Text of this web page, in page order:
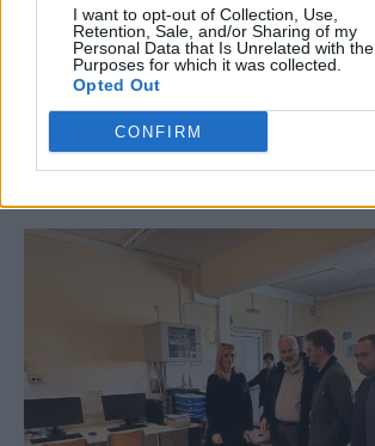
I want to opt-out of Collection, Use,
Retention, Sale, and/or Sharing of my
Personal Data that Is Unrelated with the
Purposes for which it was collected.
Opted Out
CONFIRM
ΣΑΟΥΔΙΚΗ ΑΡΑΒΙΑ # ΙΡΑΝ